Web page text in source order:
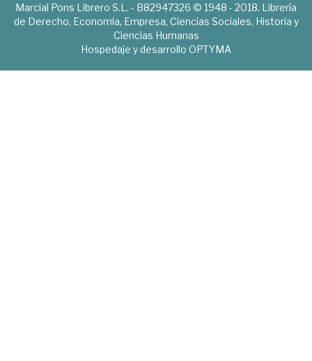
Marcial Pons Librero S.L. - B82947326 © 1948 - 2018. Librería
de Derecho, Economía, Empresa, Ciencias Sociales, Historia y
Ciencias Humanas
Hospedaje y desarrollo OPTYMA